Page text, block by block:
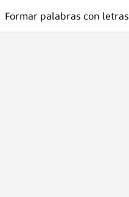
Formar palabras con letras